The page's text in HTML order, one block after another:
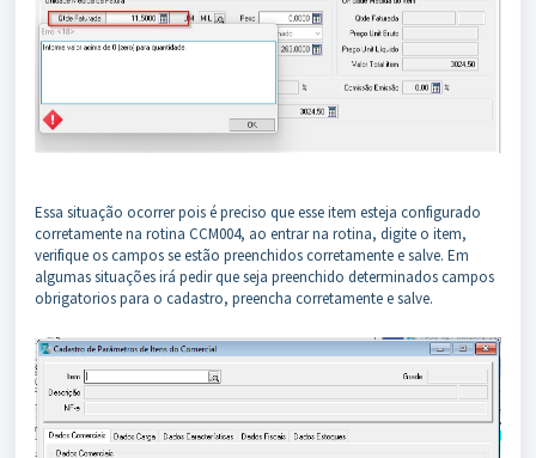
Essa situação ocorrer pois é preciso que esse item esteja configurado
corretamente na rotina CCM004, ao entrar na rotina, digite o item,
verifique os campos se estão preenchidos corretamente e salve. Em
algumas situações irá pedir que seja preenchido determinados campos
obrigatorios para o cadastro, preencha corretamente e salve.